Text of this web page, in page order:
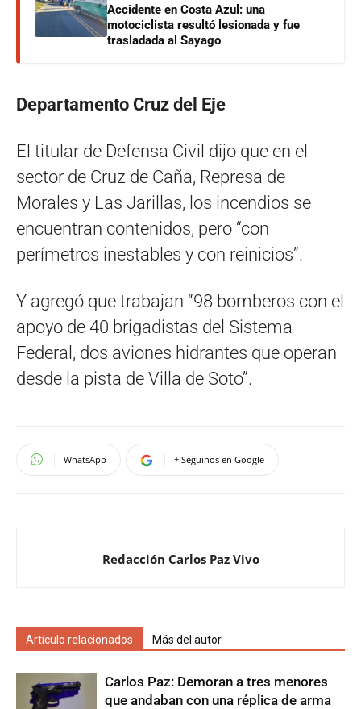
Accidente en Costa Azul: una
motociclista resultó lesionada y fue
trasladada al Sayago
Departamento Cruz del Eje
El titular de Defensa Civil dijo que en el
sector de Cruz de Caña, Represa de
Morales y Las Jarillas, los incendios se
encuentran contenidos, pero “con
perímetros inestables y con reinicios”.
Y agregó que trabajan “98 bomberos con el
apoyo de 40 brigadistas del Sistema
Federal, dos aviones hidrantes que operan
desde la pista de Villa de Soto”.
WhatsApp + Seguinos en Google
Redacción Carlos Paz Vivo
Artículo relacionados Más del autor
Carlos Paz: Demoran a tres menores
que andaban con una réplica de arma